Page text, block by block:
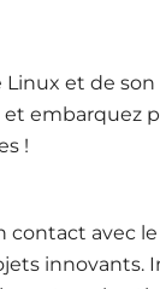
et de son
et embarquez
!
contact avec
innovants.